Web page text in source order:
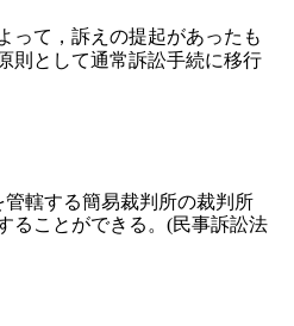
って，訴えの提起があったも
則として通常訴訟手続に移行
轄する簡易裁判所の裁判所
ることができる。(民事訴訟法